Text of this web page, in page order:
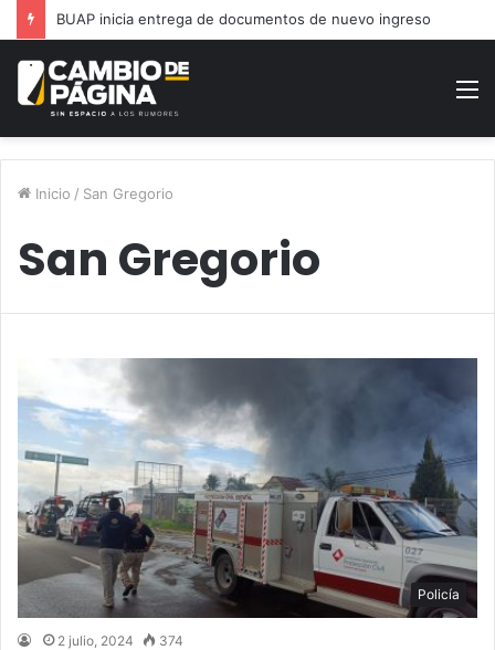
BUAP inicia entrega de documentos de nuevo ingreso
Inicio / San Gregorio
San Gregorio
Policía
2 julio, 2024 374